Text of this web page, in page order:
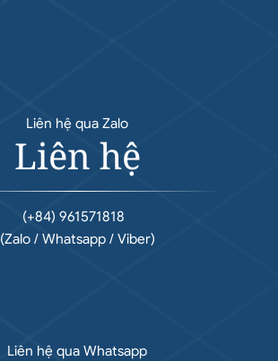
Liên hệ qua Zalo
Liên hệ
(+84) 961571818
(Zalo / Whatsapp / Viber)
Liên hệ qua Whatsapp